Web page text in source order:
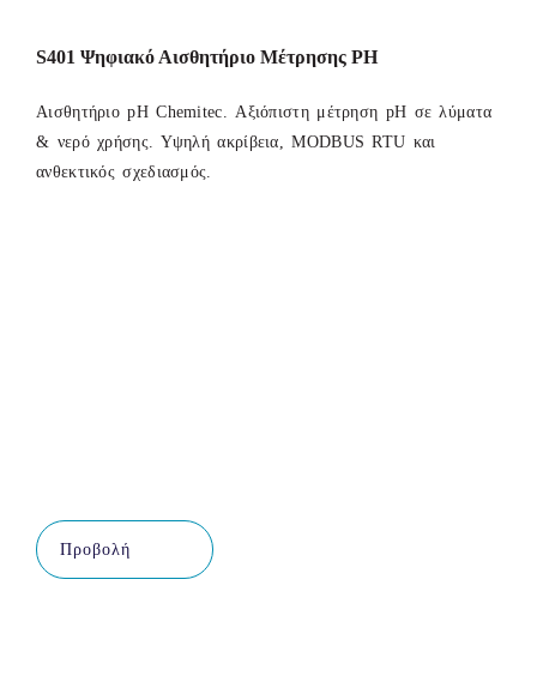
S401 Ψηφιακό Αισθητήριο Μέτρησης PH
Αισθητήριο pH Chemitec. Αξιόπιστη μέτρηση pH σε λύματα
& νερό χρήσης. Υψηλή ακρίβεια, MODBUS RTU και
ανθεκτικός σχεδιασμός.
Προβολή